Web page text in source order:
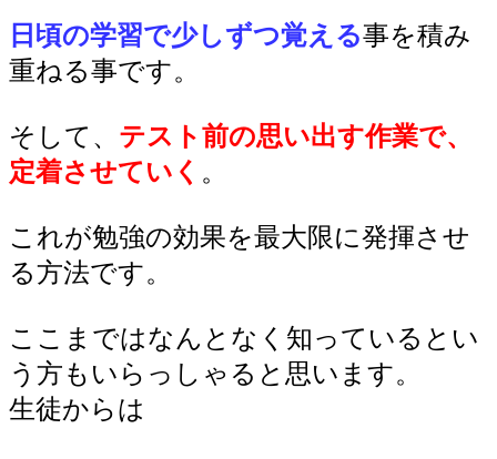
日頃の学習で少しずつ覚える事を積み
重ねる事です。
そして、 テスト前の思い出す作業で、
定着させていく 。
これが勉強の効果を最大限に発揮させ
る方法です。
ここまではなんとなく知っているとい
う方もいらっしゃると思います。
生徒からは